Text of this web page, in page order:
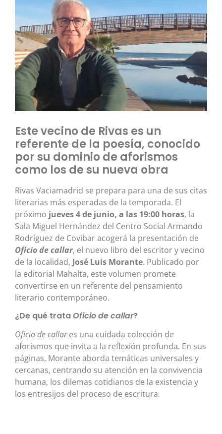
Este vecino de Rivas es un
referente de la poesía, conocido
por su dominio de aforismos
como los de su nueva obra
Rivas Vaciamadrid se prepara para una de sus citas
literarias más esperadas de la temporada. El
próximo jueves 4 de junio, a las 19:00 horas, la
Sala Miguel Hernández del Centro Social Armando
Rodríguez de Covibar acogerá la presentación de
Oficio de callar, el nuevo libro del escritor y vecino
de la localidad, José Luis Morante. Publicado por
la editorial Mahalta, este volumen promete
convertirse en un referente del pensamiento
literario contemporáneo.
¿De qué trataOficio de callar?
Oficio de callares una cuidada colección de
aforismos que invita a la reflexión profunda. En sus
páginas, Morante aborda temáticas universales y
cercanas, centrando su atención en la convivencia
humana, los dilemas cotidianos de la existencia y
los entresijos del proceso de escritura.